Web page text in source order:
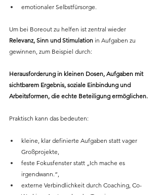
emotionaler Selbstfürsorge.
Um bei Boreout zu helfen ist zentral wieder
Relevanz, Sinn und Stimulation in Aufgaben zu
gewinnen, zum Beispiel durch:
Herausforderung in kleinen Dosen, Aufgaben mit
sichtbarem Ergebnis, soziale Einbindung und
Arbeitsformen, die echte Beteiligung ermöglichen.
Praktisch kann das bedeuten:
kleine, klar definierte Aufgaben statt vager
Großprojekte,
feste Fokusfenster statt „Ich mache es
irgendwann.“,
externe Verbindlichkeit durch Coaching, Co-